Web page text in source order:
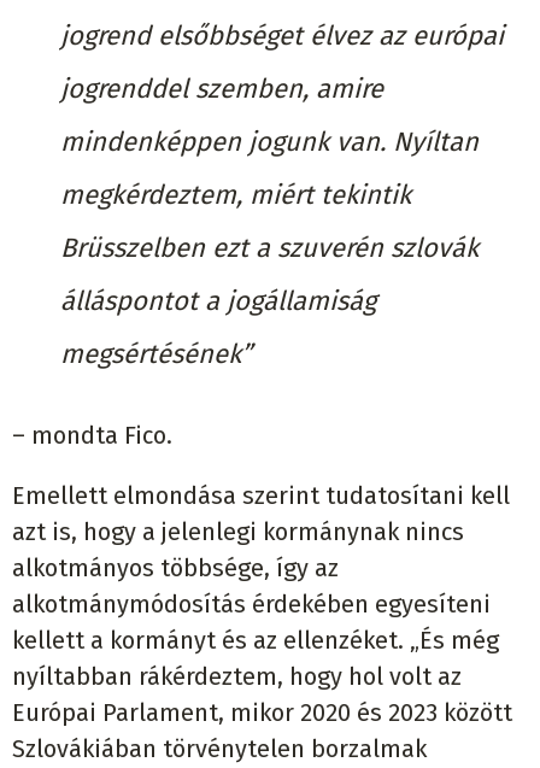
jogrend elsőbbséget élvez az európai
jogrenddel szemben, amire
mindenképpen jogunk van. Nyíltan
megkérdeztem, miért tekintik
Brüsszelben ezt a szuverén szlovák
álláspontot a jogállamiság
megsértésének”
– mondta Fico.
Emellett elmondása szerint tudatosítani kell
azt is, hogy a jelenlegi kormánynak nincs
alkotmányos többsége, így az
alkotmánymódosítás érdekében egyesíteni
kellett a kormányt és az ellenzéket. „És még
nyíltabban rákérdeztem, hogy hol volt az
Európai Parlament, mikor 2020 és 2023 között
Szlovákiában törvénytelen borzalmak